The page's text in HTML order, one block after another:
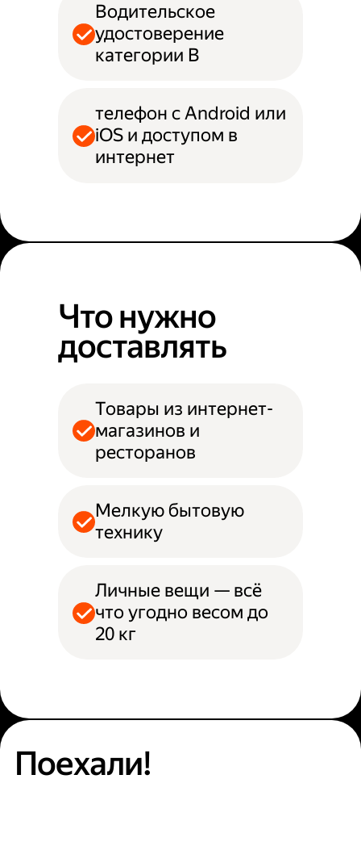
Водительское
удостоверение
категории B
телефон с Android или
iOS и доступом в
интернет
Что нужно
доставлять
Товары из интернет-
магазинов и
ресторанов
Мелкую бытовую
технику
Личные вещи — всё
что угодно весом до
20 кг
Поехали!